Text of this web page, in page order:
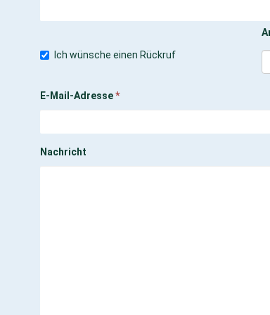
Ich wünsche einen Rückruf
E-Mail-Adresse*
Nachricht